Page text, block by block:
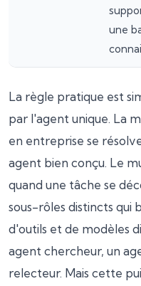
une
La règle pratique est
par l'agent unique. La
en entreprise se
agent bien conçu. Le
quand une tâche se
sous-rôles distincts
d'outils et de modèles
agent chercheur, un
relecteur. Mais cette